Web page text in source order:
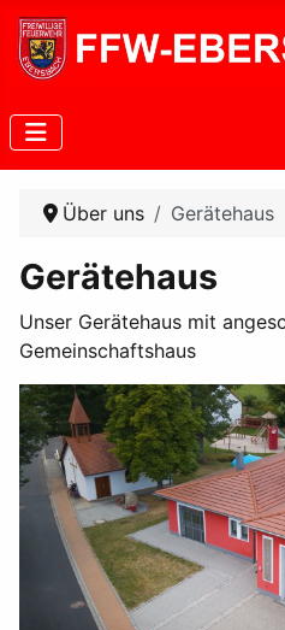
Über uns Gerätehaus
Gerätehaus
Unser Gerätehaus mit
Gemeinschaftshaus